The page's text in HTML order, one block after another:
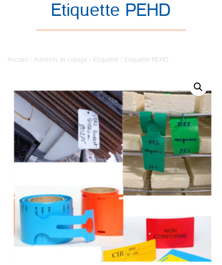
Etiquette PEHD
Accueil / Adhésifs et collage / Etiquette / Etiquette PEHD